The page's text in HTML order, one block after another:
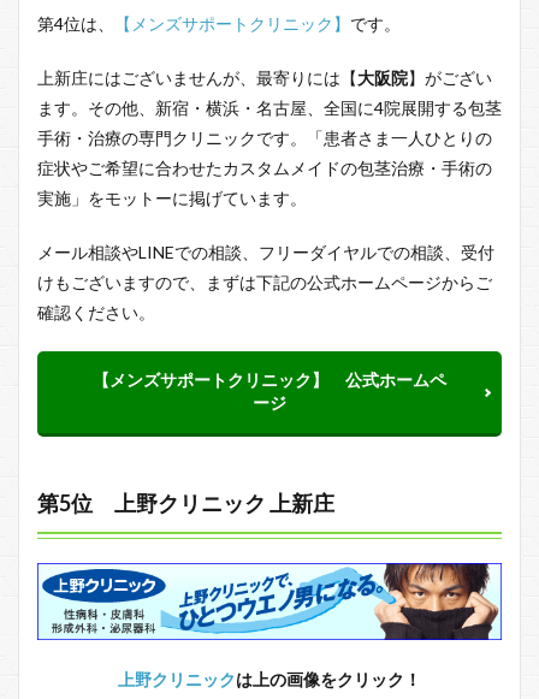
第4位は、 【メンズサポートクリニック】 です。
上新庄にはございませんが、最寄りには【大阪院】がござい
ます。その他、新宿・横浜・名古屋、全国に4院展開する包茎
手術・治療の専門クリニックです。「患者さま一人ひとりの
症状やご希望に合わせたカスタムメイドの包茎治療・手術の
実施」をモットーに掲げています。
メール相談やLINEでの相談、フリーダイヤルでの相談、受付
けもございますので、まずは下記の公式ホームページからご
確認ください。
【メンズサポートクリニック】 公式ホームペ
ージ
第5位 上野クリニック 上新庄
上野クリニックは上の画像をクリック！